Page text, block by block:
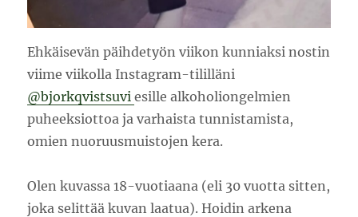
Ehkäisevän päihdetyön viikon kunniaksi nostin
viime viikolla Instagram-tililläni
@bjorkqvistsuviesille alkoholiongelmien
puheeksiottoa ja varhaista tunnistamista,
omien nuoruusmuistojen kera.
Olen kuvassa 18-vuotiaana (eli 30 vuotta sitten,
joka selittää kuvan laatua). Hoidin arkena